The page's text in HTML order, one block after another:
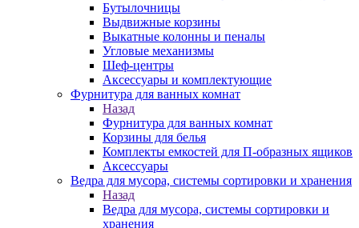
Бутылочницы
Выдвижные корзины
Выкатные колонны и пеналы
Угловые механизмы
Шеф-центры
Аксессуары и комплектующие
Фурнитура для ванных комнат
Назад
Фурнитура для ванных комнат
Корзины для белья
Комплекты емкостей для П-образных ящиков
Аксессуары
Ведра для мусора, системы сортировки и хранения
Назад
Ведра для мусора, системы сортировки и
хранения